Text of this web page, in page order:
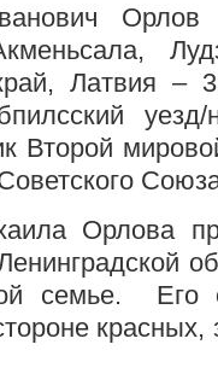
Латвия –
уезд/
Второй
Орлова
семье. Его